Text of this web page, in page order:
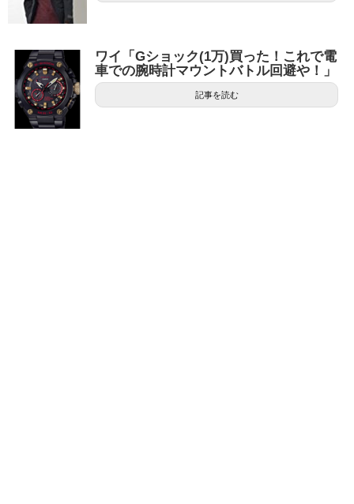
ワイ「Gショック(1万)買った！これで電
車での腕時計マウントバトル回避や！」
記事を読む